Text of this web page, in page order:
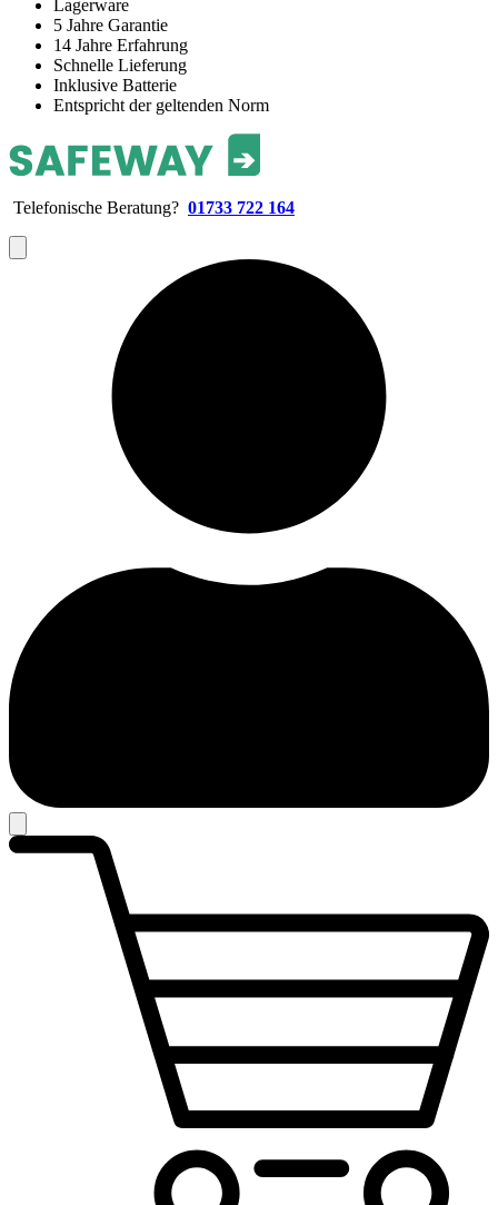
Lagerware
5 Jahre Garantie
14 Jahre Erfahrung
Schnelle Lieferung
Inklusive Batterie
Entspricht der geltenden Norm
Telefonische Beratung? 01733 722 164